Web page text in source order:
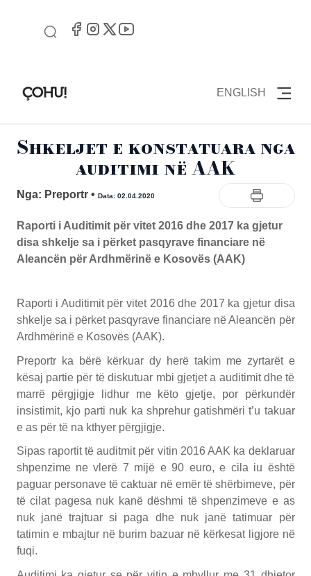
ENGLISH
Shkeljet e konstatuara nga
auditimi në AAK
Nga: Preportr • Data: 02.04.2020
Raporti i Auditimit për vitet 2016 dhe 2017 ka gjetur
disa shkelje sa i përket pasqyrave financiare në
Aleancën për Ardhmërinë e Kosovës (AAK)
Raporti i Auditimit për vitet 2016 dhe 2017 ka gjetur disa
shkelje sa i përket pasqyrave financiare në Aleancën për
Ardhmërinë e Kosovës (AAK).
Preportr ka bërë kërkuar dy herë takim me zyrtarët e
kësaj partie për të diskutuar mbi gjetjet a auditimit dhe të
marrë përgjigje lidhur me këto gjetje, por përkundër
insistimit, kjo parti nuk ka shprehur gatishmëri t’u takuar
e as për të na kthyer përgjigje.
Sipas raportit të auditmit për vitin 2016 AAK ka deklaruar
shpenzime ne vlerë 7 mijë e 90 euro, e cila iu është
paguar personave të caktuar në emër të shërbimeve, për
të cilat pagesa nuk kanë dëshmi të shpenzimeve e as
nuk janë trajtuar si paga dhe nuk janë tatimuar për
tatimin e mbajtur në burim bazuar në kërkesat ligjore në
fuqi.